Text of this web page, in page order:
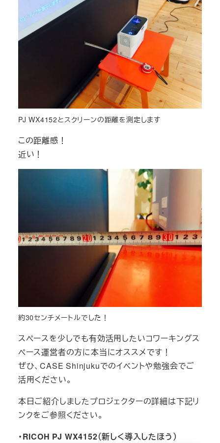
PJ WX4152とスクリーンの距離を測定します
この距離感！
近い！
約30センチメートルでした！
スペースを少しでも有効活用したいコワーキングス
ペース運営者の方に本当にオススメです！
ぜひ、CASE Shinjukuでのイベントや勉強会でご
活用ください。
本日ご紹介しましたプロジェクターの詳細は下記リ
ンクをご参照ください。
・RICOH PJ WX4152（新しく導入したほう）